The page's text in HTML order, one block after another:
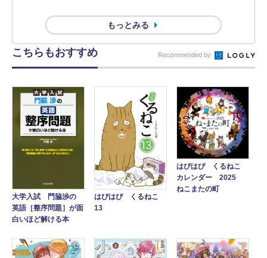
もっとみる
こちらもおすすめ Recommended by
大学入試 門脇渉の
英語［整序問題］が面
白いほど解ける本
はぴはぴ くるねこ
13
はぴはぴ くるねこ
カレンダー 2025
ねこまたの町